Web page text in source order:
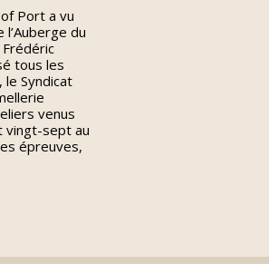
Port a vu
du
tous les
Syndicat
venus
vingt-sept au
épreuves,